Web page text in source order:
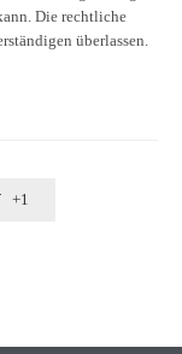
Die rechtliche
überlassen.
+1